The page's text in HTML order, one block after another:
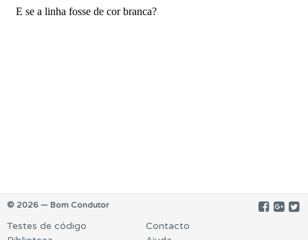
© 2026 — Bom Condutor
Testes de código
Contacto